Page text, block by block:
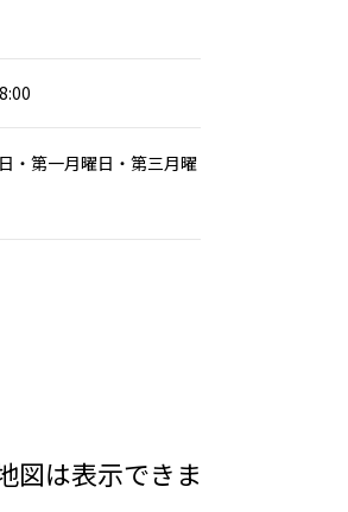
・第一月曜日・第三月曜
図は表示できま